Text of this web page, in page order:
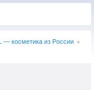
— косметика из России